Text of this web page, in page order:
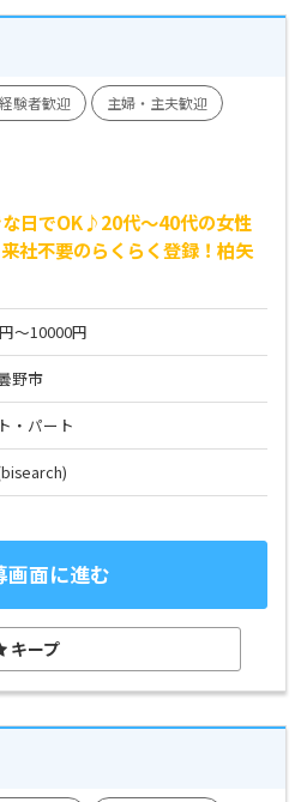
験者歓迎
主婦・主夫歓迎
日でOK♪20代～40代の女性
社不要のらくらく登録！柏矢
～10000円
野市
・パート
画面に進む
キープ